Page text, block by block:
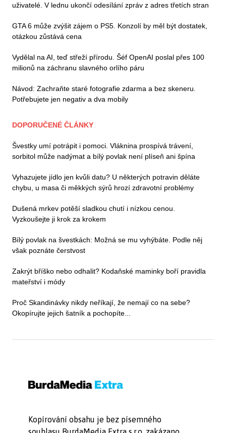
uživatelé. V lednu ukončí odesílání zpráv z adres třetích stran
GTA 6 může zvýšit zájem o PS5. Konzolí by měl být dostatek,
otázkou zůstává cena
Vydělal na AI, teď střeží přírodu. Šéf OpenAI poslal přes 100
milionů na záchranu slavného orlího páru
Návod: Zachraňte staré fotografie zdarma a bez skeneru.
Potřebujete jen negativ a dva mobily
DOPORUČENÉ ČLÁNKY
Švestky umí potrápit i pomoci. Vláknina prospívá trávení,
sorbitol může nadýmat a bílý povlak není plíseň ani špína
Vyhazujete jídlo jen kvůli datu? U některých potravin děláte
chybu, u masa či měkkých sýrů hrozí zdravotní problémy
Dušená mrkev potěší sladkou chutí i nízkou cenou.
Vyzkoušejte ji krok za krokem
Bílý povlak na švestkách: Možná se mu vyhýbáte. Podle něj
však poznáte čerstvost
Zakrýt bříško nebo odhalit? Kodaňské maminky boří pravidla
mateřství i módy
Proč Skandinávky nikdy neříkají, že nemají co na sebe?
Okopírujte jejich šatník a pochopíte...
Kopírování obsahu je bez písemného